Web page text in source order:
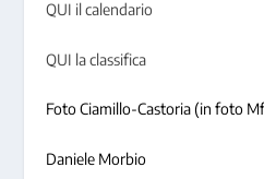
QUI il calendario
QUI la classifica
Foto Ciamillo-Castoria (in foto
Daniele Morbio